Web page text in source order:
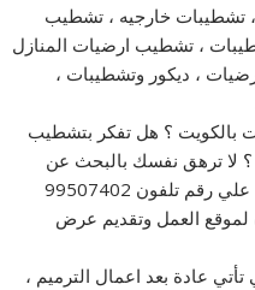
تشطيبات خارجيه ، تشطيب
، تشطيب ارضيات المنازل
، ديكور وتشطيبات ،
بالكويت ؟ هل تفكر بتشطيب
لا ترهق نفسك بالبحث عن
مقاول تشطيبات او ترميمات اتصل بنا علي رقم تلفون 99507402
لموقع العمل وتقديم عرض
عادة بعد اعمال الترميم ،